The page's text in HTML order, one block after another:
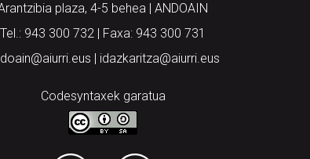
plaza, 4-5 behea | ANDOAIN
Tel.: 943 300 732 | Faxa: 943 300 731
| idazkaritza@aiurri.eus
Codesyntaxek garatua